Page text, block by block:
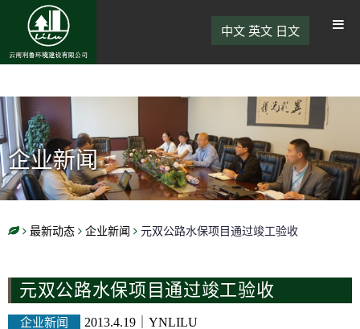
中文 英文 日文
企业新闻
最新动态 企业新闻 元双公路水保项目通过竣工验收
元双公路水保项目通过竣工验收
企业新闻 2013.4.19 YNLILU